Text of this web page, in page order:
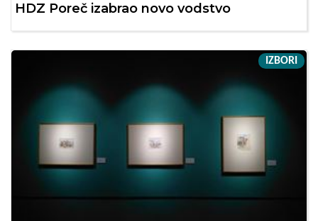
HDZ Poreč izabrao novo vodstvo
IZBORI